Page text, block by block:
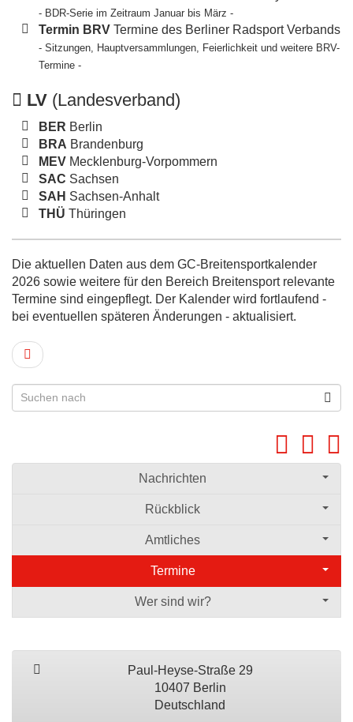
- BDR-Serie im Zeitraum Januar bis März -
Termin BRV Termine des Berliner Radsport Verbands
- Sitzungen, Hauptversammlungen, Feierlichkeit und weitere BRV-
Termine -
LV (Landesverband)
BER Berlin
BRA Brandenburg
MEV Mecklenburg-Vorpommern
SAC Sachsen
SAH Sachsen-Anhalt
THÜ Thüringen
Die aktuellen Daten aus dem GC-Breitensportkalender
2026 sowie weitere für den Bereich Breitensport relevante
Termine sind eingepflegt. Der Kalender wird fortlaufend -
bei eventuellen späteren Änderungen - aktualisiert.
Nachrichten
Rückblick
Amtliches
Termine
Wer sind wir?
Paul-Heyse-Straße 29
10407 Berlin
Deutschland